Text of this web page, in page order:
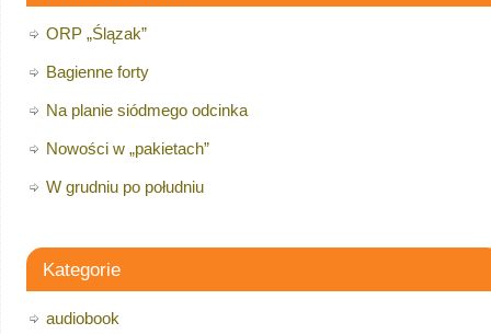
ORP „Ślązak”
Bagienne forty
Na planie siódmego odcinka
Nowości w „pakietach”
W grudniu po południu
Kategorie
audiobook